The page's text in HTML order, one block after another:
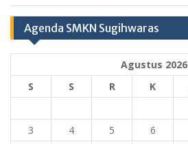
Agenda SMKN Sugihwaras
Agustus 2026
S
S R K
3
4 5 6